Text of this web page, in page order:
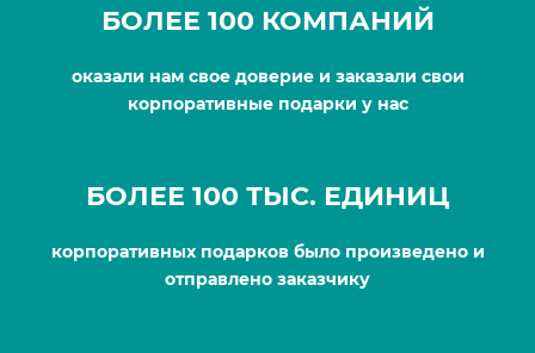
БОЛЕЕ 100 КОМПАНИЙ
оказали нам свое доверие и заказали свои
корпоративные подарки у нас
БОЛЕЕ 100 ТЫС. ЕДИНИЦ
корпоративных подарков было произведено и
отправлено заказчику